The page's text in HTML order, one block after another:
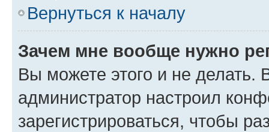
Вернуться к началу
Зачем мне вообще нужно
Вы можете этого и не делать.
администратор настроил
зарегистрироваться, чтобы